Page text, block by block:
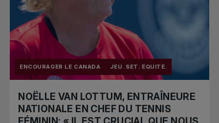
ENCOURAGER LE CANADA JEU. SET. ÉQUITÉ.
NOËLLE VAN LOTTUM, ENTRAÎNEURE
NATIONALE EN CHEF DU TENNIS